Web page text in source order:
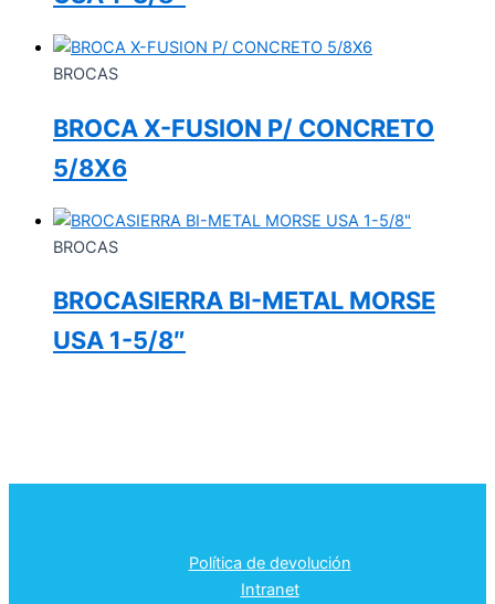
BROCAS
BROCA X-FUSION P/ CONCRETO
5/8X6
BROCAS
BROCASIERRA BI-METAL MORSE
USA 1-5/8″
Política de devolución
Intranet